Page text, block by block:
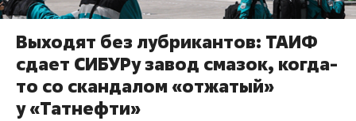
Выходят без лубрикантов: ТАИФ
сдает СИБУРу завод смазок, когда-
то со скандалом «отжатый»
у «Татнефти»